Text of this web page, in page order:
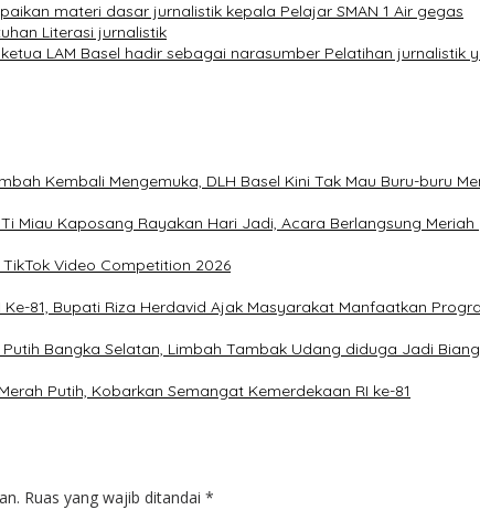
materi dasar jurnalistik kepala Pelajar SMAN 1 Air gegas
Literasi jurnalistik
LAM Basel hadir sebagai narasumber Pelatihan jurnalistik
Kembali Mengemuka, DLH Basel Kini Tak Mau Buru-buru
Miau Kaposang Rayakan Hari Jadi, Acara Berlangsung Meriah
Video Competition 2026
Ke-81, Bupati Riza Herdavid Ajak Masyarakat Manfaatkan
Bangka Selatan, Limbah Tambak Udang diduga Jadi
Putih, Kobarkan Semangat Kemerdekaan RI ke-81
Ruas yang wajib ditandai *